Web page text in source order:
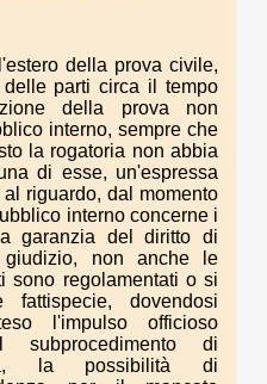
della prova civile,
delle parti circa il tempo
della prova non
interno, sempre che
la rogatoria non abbia
di esse, un'espressa
riguardo, dal momento
interno concerne i
garanzia del diritto di
non anche le
sono regolamentati o si
dovendosi
l'impulso officioso
subprocedimento di
la possibilità di